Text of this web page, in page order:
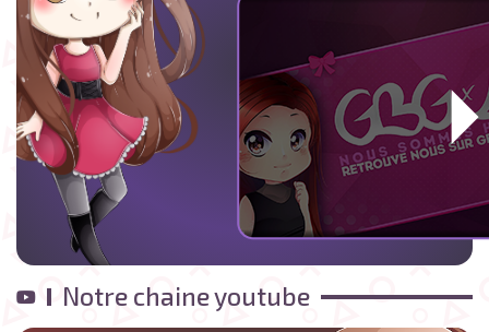
Notre chaine youtube